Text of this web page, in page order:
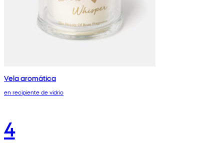
Vela aromática
en recipiente de vidrio
4